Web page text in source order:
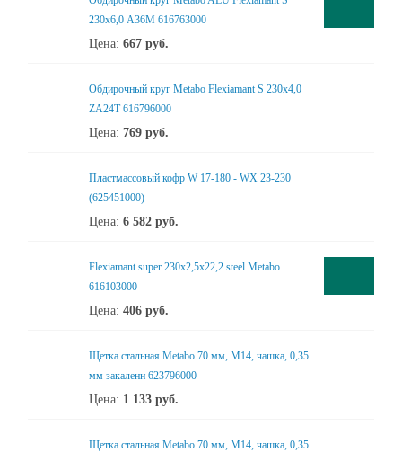
230x6,0 А36М 616763000
Цена: 667 руб.
Обдирочный круг Metabo Flexiamant S 230x4,0
ZA24T 616796000
Цена: 769 руб.
Пластмассовый кофр W 17-180 - WX 23-230
(625451000)
Цена: 6 582 руб.
Flexiamant super 230x2,5x22,2 steel Metabo
616103000
Цена: 406 руб.
Щетка стальная Metabo 70 мм, М14, чашка, 0,35
мм закаленн 623796000
Цена: 1 133 руб.
Щетка стальная Metabo 70 мм, М14, чашка, 0,35